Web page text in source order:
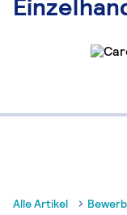
Alle Artikel